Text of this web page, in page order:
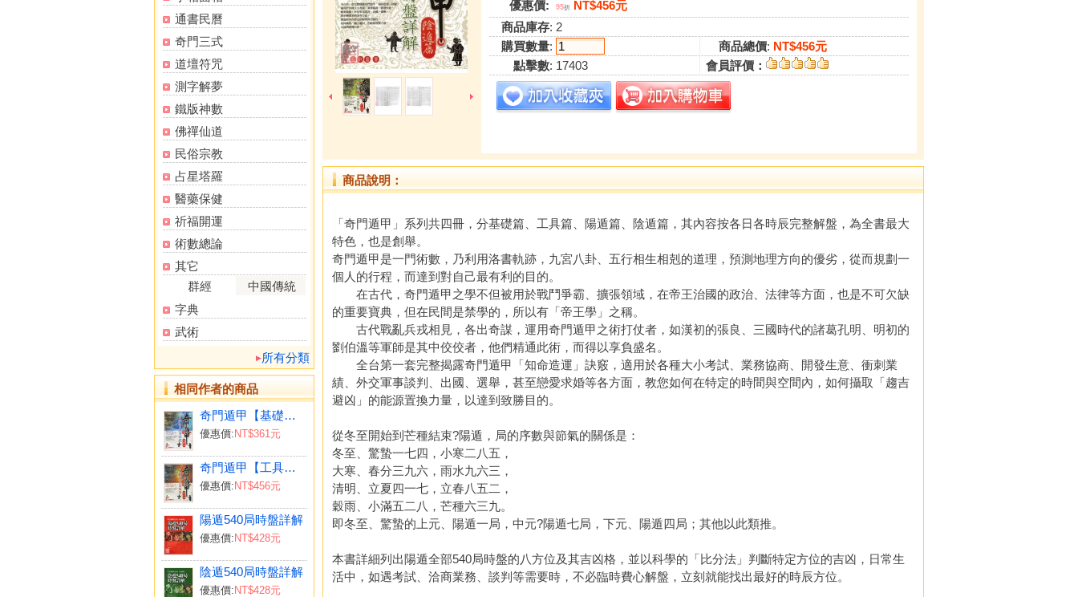
通書民曆
奇門三式
道壇符咒
測字解夢
鐵版神數
佛禪仙道
民俗宗教
占星塔羅
醫藥保健
祈福開運
術數總論
其它
群經
中國傳統
字典
武術
所有分類
相同作者的商品
奇門遁甲【基礎篇】排盤與運用訣竅
優惠價: NT$361元
奇門遁甲【工具篇】局盤集與萬用曆
優惠價: NT$456元
陽遁540局時盤詳解
優惠價: NT$428元
陰遁540局時盤詳解
優惠價: NT$428元
優惠價:
95折 NT$456元
商品庫存: 2
購買數量: 商品總價: NT$456元
點擊數: 17403 會員評價：
商品說明：
「奇門遁甲」系列共四冊，分基礎篇、工具篇、陽遁篇、陰遁篇，其內容按各日各時辰完整解盤，為全書最大
特色，也是創舉。
奇門遁甲是一門術數，乃利用洛書軌跡，九宮八卦、五行相生相剋的道理，預測地理方向的優劣，從而規劃一
個人的行程，而達到對自己最有利的目的。
在古代，奇門遁甲之學不但被用於戰鬥爭霸、擴張領域，在帝王治國的政治、法律等方面，也是不可欠缺
的重要寶典，但在民間是禁學的，所以有「帝王學」之稱。
古代戰亂兵戎相見，各出奇謀，運用奇門遁甲之術打仗者，如漢初的張良、三國時代的諸葛孔明、明初的
劉伯溫等軍師是其中佼佼者，他們精通此術，而得以享負盛名。
全台第一套完整揭露奇門遁甲「知命造運」訣竅，適用於各種大小考試、業務協商、開發生意、衝刺業
績、外交軍事談判、出國、選舉，甚至戀愛求婚等各方面，教您如何在特定的時間與空間內，如何攝取「趨吉
避凶」的能源置換力量，以達到致勝目的。
從冬至開始到芒種結束?陽遁，局的序數與節氣的關係是：
冬至、驚蟄一七四，小寒二八五，
大寒、春分三九六，雨水九六三，
清明、立夏四一七，立春八五二，
穀雨、小滿五二八，芒種六三九。
即冬至、驚蟄的上元、陽遁一局，中元?陽遁七局，下元、陽遁四局；其他以此類推。
本書詳細列出陽遁全部540局時盤的八方位及其吉凶格，並以科學的「比分法」判斷特定方位的吉凶，日常生
活中，如遇考試、洽商業務、談判等需要時，不必臨時費心解盤，立刻就能找出最好的時辰方位。